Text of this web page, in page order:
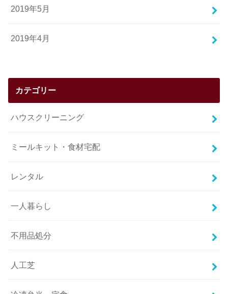
2019年5月
2019年4月
カテゴリー
ハウスクリーニング
ミールキット・食材宅配
レンタル
一人暮らし
不用品処分
人工芝